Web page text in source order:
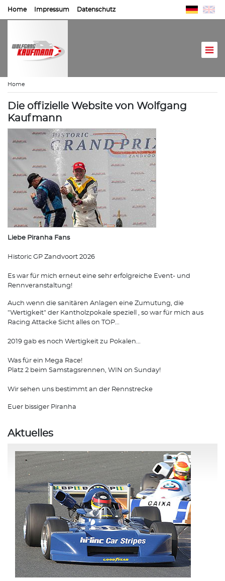
Home Impressum Datenschutz
Home
Die offizielle Website von Wolfgang
Kaufmann
Liebe Piranha Fans
Historic GP Zandvoort 2026
Es war für mich erneut eine sehr erfolgreiche Event- und
Rennveranstaltung!
Auch wenn die sanitären Anlagen eine Zumutung, die
"Wertigkeit" der Kantholzpokale speziell , so war für mich aus
Racing Attacke Sicht alles on TOP...
2019 gab es noch Wertigkeit zu Pokalen...
Was für ein Mega Race!
Platz 2 beim Samstagsrennen, WIN on Sunday!
Wir sehen uns bestimmt an der Rennstrecke
Euer bissiger Piranha
Aktuelles